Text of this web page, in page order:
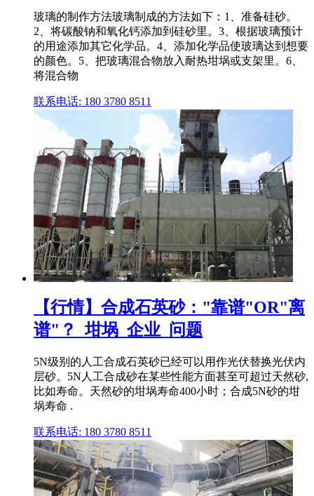
玻璃的制作方法玻璃制成的方法如下：1、准备硅砂。
2、将碳酸钠和氧化钙添加到硅砂里。3、根据玻璃预计
的用途添加其它化学品。4、添加化学品使玻璃达到想要
的颜色。5、把玻璃混合物放入耐热坩埚或支架里。6、
将混合物
联系电话: 180 3780 8511
【行情】合成石英砂："靠谱"OR"离
谱"？_坩埚_企业_问题
5N级别的人工合成石英砂已经可以用作光伏替换光伏内
层砂。5N人工合成砂在某些性能方面甚至可超过天然砂,
比如寿命。天然砂的坩埚寿命400小时；合成5N砂的坩
埚寿命 .
联系电话: 180 3780 8511